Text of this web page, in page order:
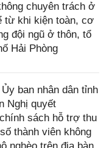
chuyên trách ở
từ khi kiện toàn, cơ
đội ngũ ở thôn, tổ
Hải Phòng
ban nhân dân tỉnh
Nghị quyết
sách hỗ trợ thu
thành viên không